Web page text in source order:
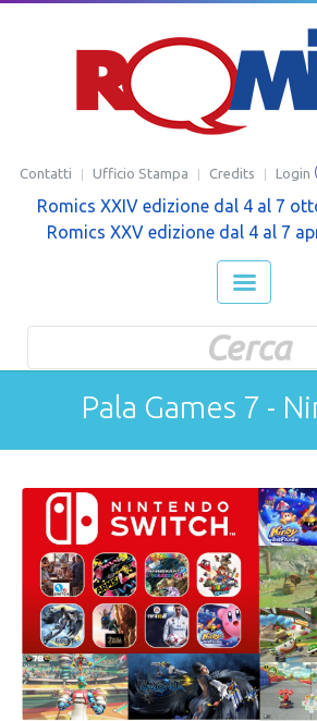
Contatti Ufficio Stampa Credits Login
Romics XXIV edizione dal 4 al 7
Romics XXV edizione dal 4 al 7
Form di
Pala Games 7 -